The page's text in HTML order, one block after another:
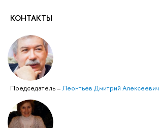
КОНТАКТЫ
Председатель–Леонтьев Дмитрий Алексеевич